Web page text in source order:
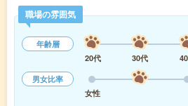
職場の雰囲気
年齢層
20代
30代
男女比率
女性